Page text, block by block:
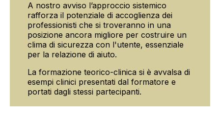
A nostro avviso l’approccio sistemico
rafforza il potenziale di accoglienza dei
professionisti che si troveranno in una
posizione ancora migliore per costruire un
clima di sicurezza con l'utente, essenziale
per la relazione di aiuto.
La formazione teorico-clinica si è avvalsa di
esempi clinici presentati dal formatore e
portati dagli stessi partecipanti.